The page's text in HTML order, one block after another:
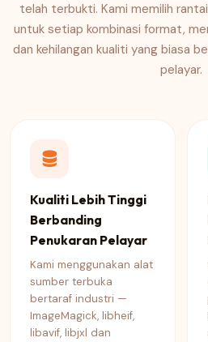
telah terbukti. Kami memilih
untuk setiap kombinasi format,
dan kehilangan kualiti yang biasa
pelayar.
Kualiti Lebih Tinggi
Berbanding
Penukaran Pelayar
Kami menggunakan alat
sumber terbuka
bertaraf industri —
ImageMagick, libheif,
libavif, libjxl dan